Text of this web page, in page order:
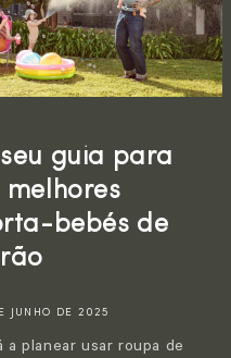
guia para
melhores
bebés de
JUNHO DE 2025
a planear usar roupa de